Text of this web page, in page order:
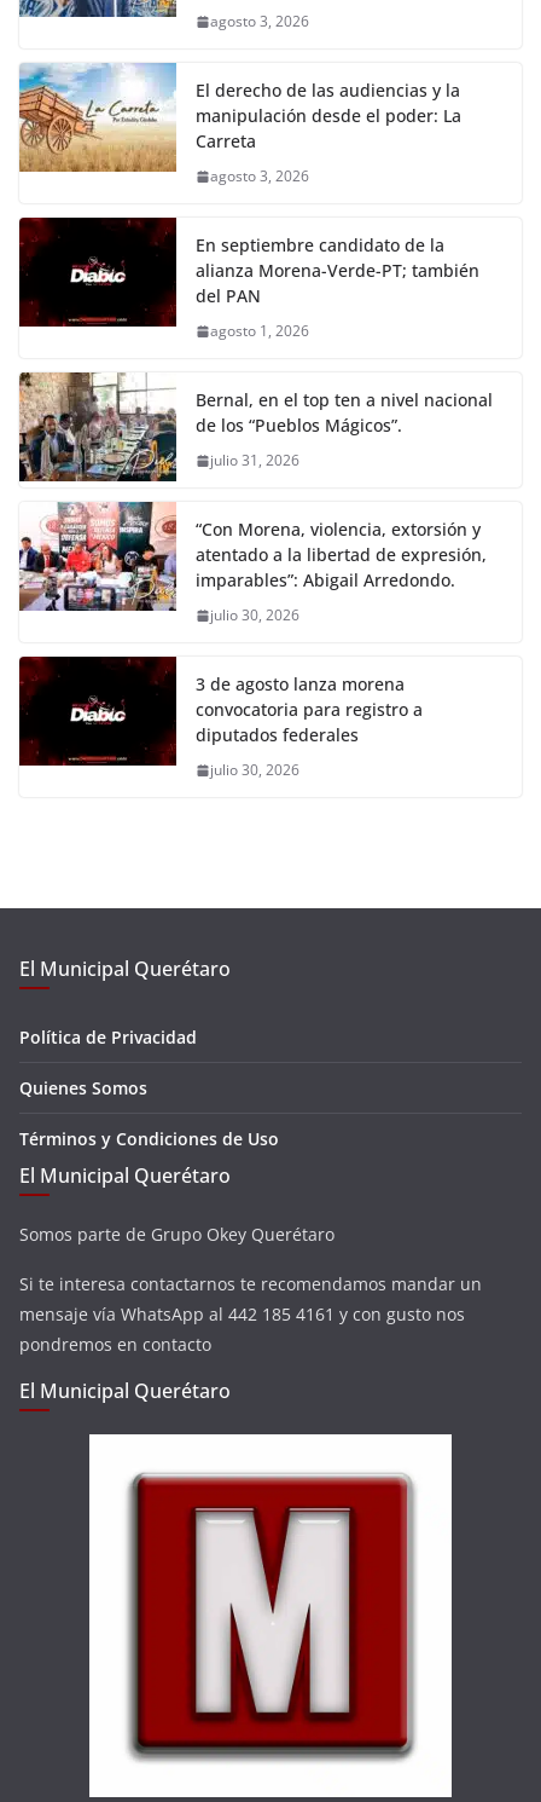
agosto 3, 2026
El derecho de las audiencias y la
manipulación desde el poder: La
Carreta
agosto 3, 2026
En septiembre candidato de la
alianza Morena-Verde-PT; también
del PAN
agosto 1, 2026
Bernal, en el top ten a nivel nacional
de los “Pueblos Mágicos”.
julio 31, 2026
“Con Morena, violencia, extorsión y
atentado a la libertad de expresión,
imparables”: Abigail Arredondo.
julio 30, 2026
3 de agosto lanza morena
convocatoria para registro a
diputados federales
julio 30, 2026
El Municipal Querétaro
Política de Privacidad
Quienes Somos
Términos y Condiciones de Uso
El Municipal Querétaro
Somos parte de Grupo Okey Querétaro
Si te interesa contactarnos te recomendamos mandar un
mensaje vía WhatsApp al 442 185 4161 y con gusto nos
pondremos en contacto
El Municipal Querétaro